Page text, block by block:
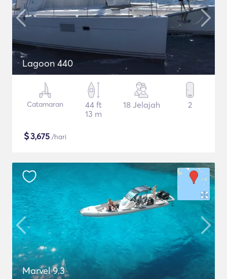
Lagoon 440
Catamaran
44 ft
13 m
18 Jelajah 2
$3,675 /hari
Marvel 9.3